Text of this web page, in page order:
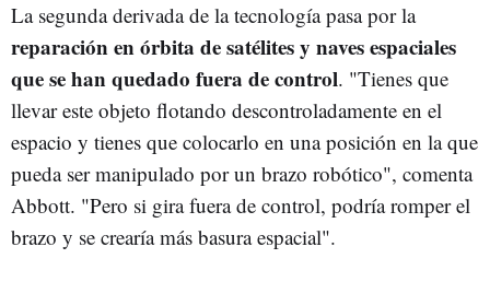
La segunda derivada de la tecnología pasa por la
reparación en órbita de satélites y naves espaciales
que se han quedado fuera de control. "Tienes que
llevar este objeto flotando descontroladamente en el
espacio y tienes que colocarlo en una posición en la que
pueda ser manipulado por un brazo robótico", comenta
Abbott. "Pero si gira fuera de control, podría romper el
brazo y se crearía más basura espacial".